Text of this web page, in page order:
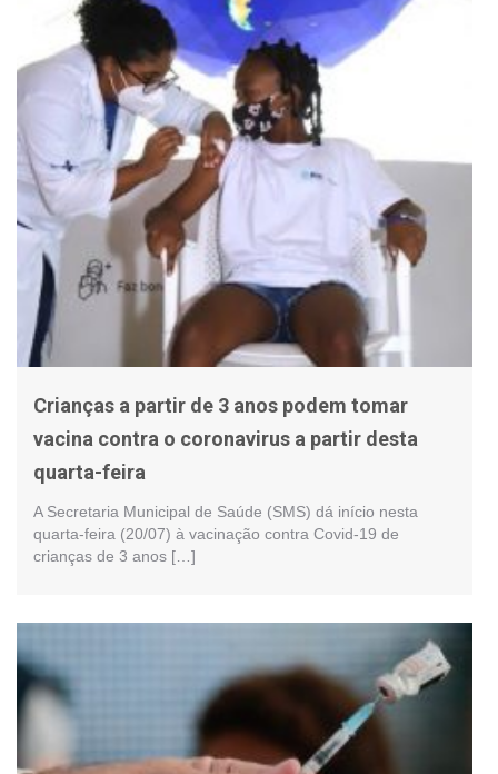
Crianças a partir de 3 anos podem tomar
vacina contra o coronavirus a partir desta
quarta-feira
A Secretaria Municipal de Saúde (SMS) dá início nesta
quarta-feira (20/07) à vacinação contra Covid-19 de
crianças de 3 anos […]